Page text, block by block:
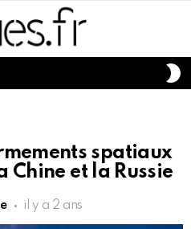
spatiaux
Chine et la Russie
il y a 2 ans